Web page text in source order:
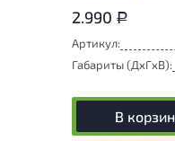
2.990 Р
Артикул:
Габариты (ДxГxВ):
В